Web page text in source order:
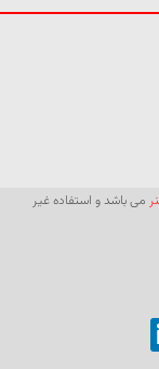
می باشد و استفاده غیر